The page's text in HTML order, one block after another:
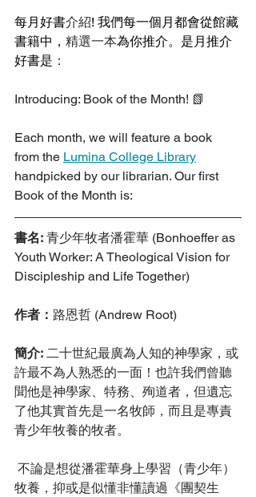
每月好書介紹! 我們每一個月都會從館藏
書籍中， 精選一本為你推介。是月推介
好書是 ：
Introducing: Book of the Month! 📗
Each month, we will feature a book
from the Lumina College Library
handpicked by our librarian. Our first
Book of the Month is:
書名: 青少年牧者潘霍華 (Bonhoeffer as
Youth Worker: A Theological Vision for
Discipleship and Life Together)
作者： 路恩哲 (Andrew Root)
簡介: 二十世紀最廣為人知的神學家，或
許最不為人熟悉的一面！也許我們曾聽
聞他是神學家、特務、殉道者，但遺忘
了他其實首先是一名牧師，而且是專責
青少年牧養的牧者。
牧養，抑或是似懂非懂讀過《團契生